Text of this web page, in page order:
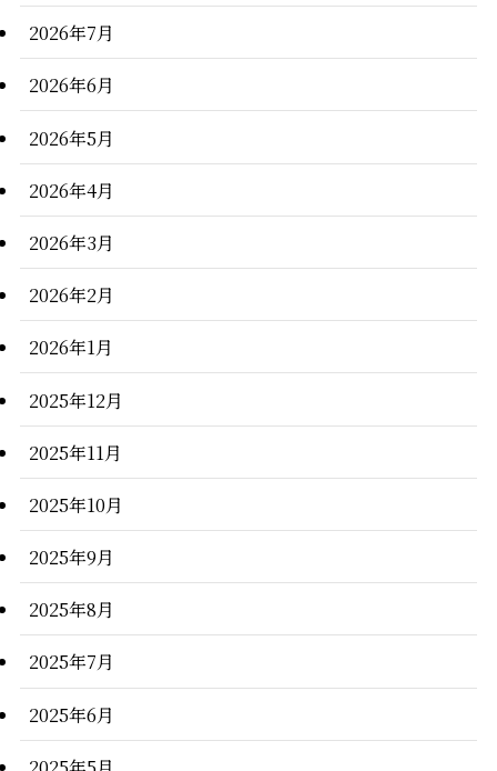
2026年7月
2026年6月
2026年5月
2026年4月
2026年3月
2026年2月
2026年1月
2025年12月
2025年11月
2025年10月
2025年9月
2025年8月
2025年7月
2025年6月